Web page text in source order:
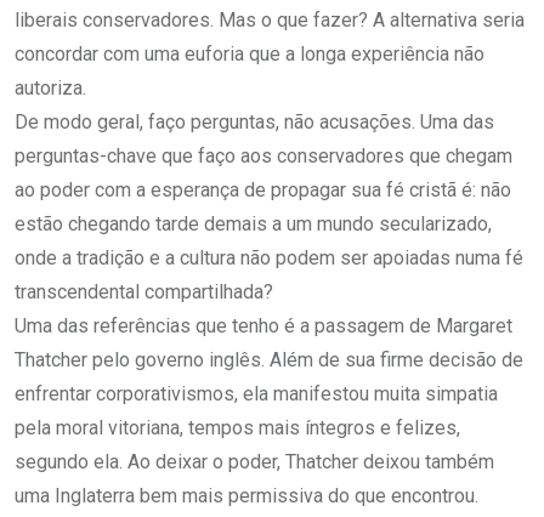
liberais conservadores. Mas o que fazer? A alternativa seria
concordar com uma euforia que a longa experiência não
autoriza.
De modo geral, faço perguntas, não acusações. Uma das
perguntas-chave que faço aos conservadores que chegam
ao poder com a esperança de propagar sua fé cristã é: não
estão chegando tarde demais a um mundo secularizado,
onde a tradição e a cultura não podem ser apoiadas numa fé
transcendental compartilhada?
Uma das referências que tenho é a passagem de Margaret
Thatcher pelo governo inglês. Além de sua firme decisão de
enfrentar corporativismos, ela manifestou muita simpatia
pela moral vitoriana, tempos mais íntegros e felizes,
segundo ela. Ao deixar o poder, Thatcher deixou também
uma Inglaterra bem mais permissiva do que encontrou.